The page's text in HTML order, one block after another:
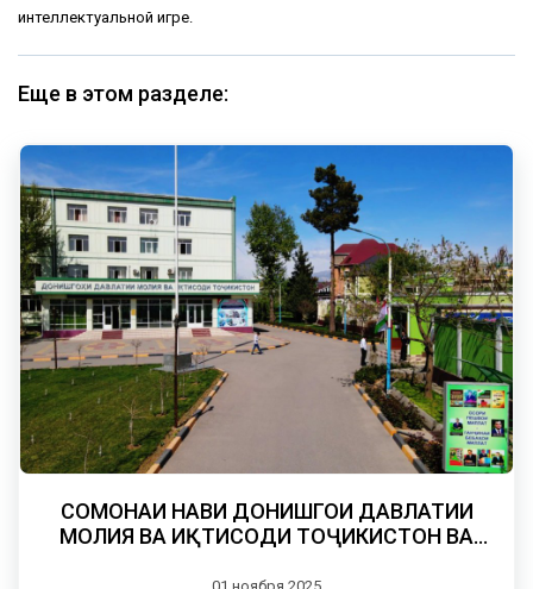
интеллектуальной игре.
Еще в этом разделе:
СОМОНАИ НАВИ ДОНИШГОҲИ ДАВЛАТИИ
МОЛИЯ ВА ИҚТИСОДИ ТОҶИКИСТОН ВА